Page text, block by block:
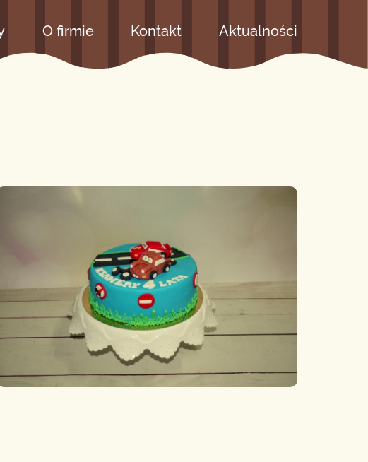
O firmie Kontakt Aktualności